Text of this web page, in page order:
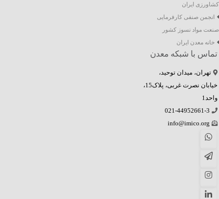
کشاورزی ایران
انجمن صنفی کارفرمایی
صنعت مواد نسوز کشور
خانه معدن ایران
تماس با شبکه معدن
تهران، میدان توحید،
خیابان نصرت غربی، پلاک15،
واحد1
021-44952661-3
info@imico.org